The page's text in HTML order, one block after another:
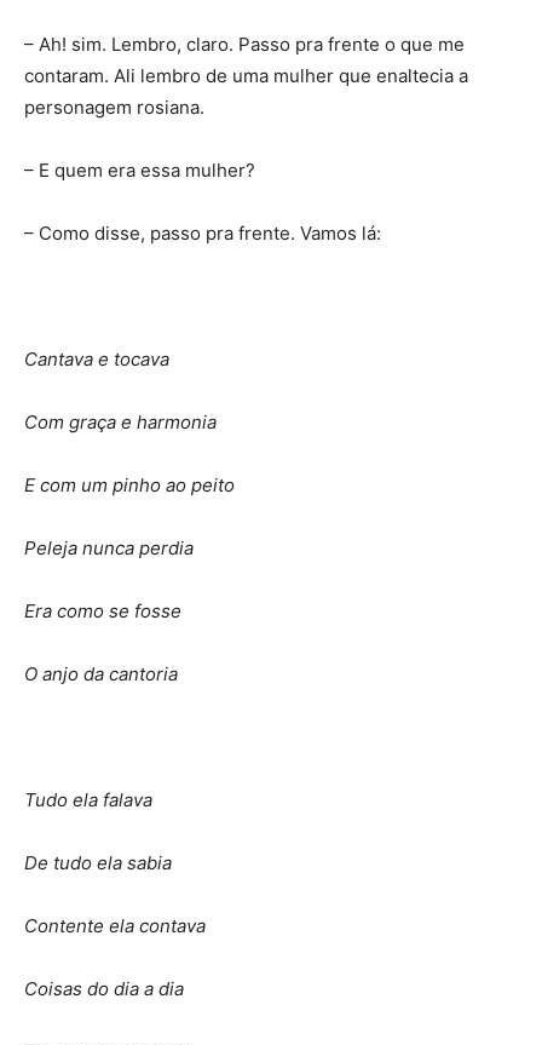
– Ah! sim. Lembro, claro. Passo pra frente o que me
contaram. Ali lembro de uma mulher que enaltecia a
personagem rosiana.
– E quem era essa mulher?
– Como disse, passo pra frente. Vamos lá:
Cantava e tocava
Com graça e harmonia
E com um pinho ao peito
Peleja nunca perdia
Era como se fosse
O anjo da cantoria
Tudo ela falava
De tudo ela sabia
Contente ela contava
Coisas do dia a dia